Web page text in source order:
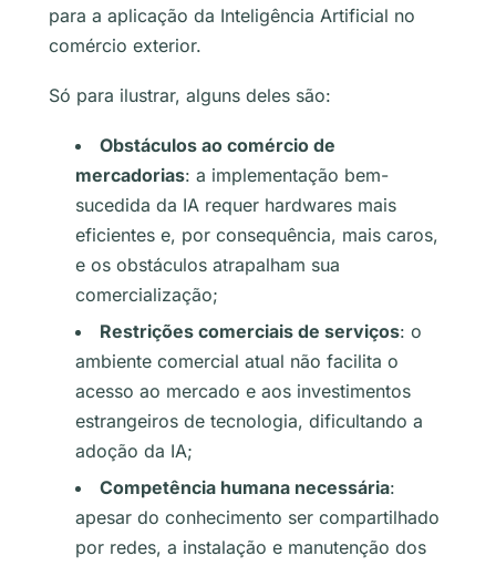
para a aplicação da Inteligência Artificial no
comércio exterior.
Só para ilustrar, alguns deles são:
Obstáculos ao comércio de
mercadorias: a implementação bem-
sucedida da IA requer hardwares mais
eficientes e, por consequência, mais caros,
e os obstáculos atrapalham sua
comercialização;
Restrições comerciais de serviços: o
ambiente comercial atual não facilita o
acesso ao mercado e aos investimentos
estrangeiros de tecnologia, dificultando a
adoção da IA;
Competência humana necessária:
apesar do conhecimento ser compartilhado
por redes, a instalação e manutenção dos